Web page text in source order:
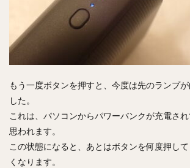
もう一度ボタンを押すと、今度は先のランプ
した。
これは、パソコンからパワーバンクが充電さ
思われます。
この状態になると、あとはボタンを何度押し
くなります。